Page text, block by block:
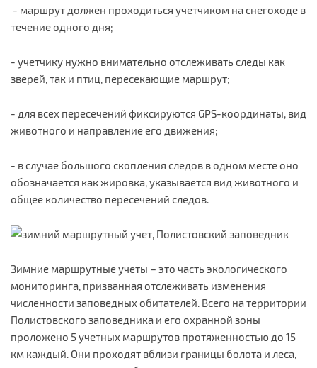
- маршрут должен проходиться учетчиком на снегоходе в
течение одного дня;
- учетчику нужно внимательно отслеживать следы как
зверей, так и птиц, пересекающие маршрут;
- для всех пересечений фиксируются GPS-координаты, вид
животного и направление его движения;
- в случае большого скопления следов в одном месте оно
обозначается как жировка, указывается вид животного и
общее количество пересечений следов.
Зимние маршрутные учеты – это часть экологического
мониторинга, призванная отслеживать изменения
численности заповедных обитателей. Всего на территории
Полистовского заповедника и его охранной зоны
проложено 5 учетных маршрутов протяженностью до 15
км каждый. Они проходят вблизи границы болота и леса,